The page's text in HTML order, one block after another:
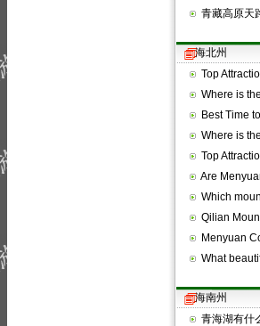
青藏高原
海北州
Top
Where is
Best Time
Where is
Top
Are
Which
Qilian
Menyuan
What
海南州
青海湖有什